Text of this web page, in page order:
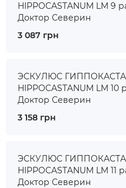
HIPPOCASTANUM LM 9
Доктор Северин
3 087 грн
ЭСКУЛЮС
HIPPOCASTANUM LM 10
Доктор Северин
3 158 грн
ЭСКУЛЮС
HIPPOCASTANUM LM 11
Доктор Северин